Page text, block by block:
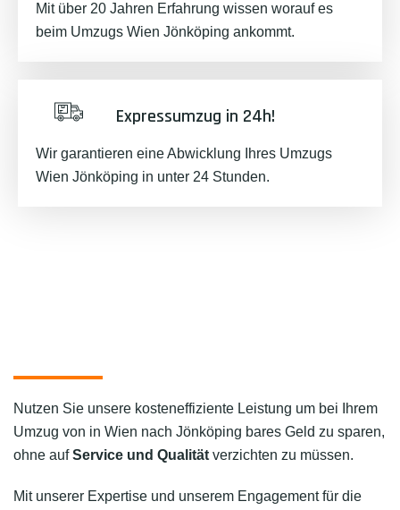
Mit über 20 Jahren Erfahrung wissen worauf es
beim Umzugs Wien Jönköping ankommt.
Expressumzug in 24h!
Wir garantieren eine Abwicklung Ihres Umzugs
Wien Jönköping in unter 24 Stunden.
Nutzen Sie unsere kosteneffiziente Leistung um bei Ihrem
Umzug von in Wien nach Jönköping bares Geld zu sparen,
ohne aufService und Qualität verzichten zu müssen.
Mit unserer Expertise und unserem Engagement für die